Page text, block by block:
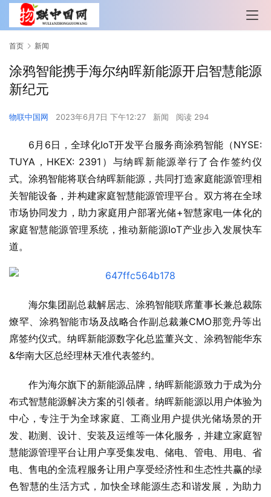
首页 新闻
涂鸦智能携手海尔纳晖新能源开启智慧能源
新纪元
物联中国网 2023年6月7日 下午12:27 新闻 阅读 294
6月6日，全球化IoT开发平台服务商涂鸦智能（NYSE:
TUYA，HKEX: 2391）与纳晖新能源举行了合作签约仪
式。涂鸦智能将联合纳晖新能源，共同打造家庭能源管理相
关智能设备，并构建家庭智慧能源管理平台。双方将在全球
市场协同发力，助力家庭用户部署光储+智慧家电一体化的
家庭智慧能源管理系统，推动新能源IoT产业步入发展快车
道。
海尔集团副总裁解居志、涂鸦智能联席董事长兼总裁陈
燎罕、涂鸦智能市场及战略合作副总裁兼CMO那竞丹等出
席签约仪式。纳晖新能源数字化总监董兴文、涂鸦智能华东
&华南大区总经理林天准代表签约。
作为海尔旗下的新能源品牌，纳晖新能源致力于成为分
布式智慧能源解决方案的引领者。纳晖新能源以用户体验为
中心，专注于为全球家庭、工商业用户提供光储场景的开
发、勘测、设计、安装及运维等一体化服务，并建立家庭智
慧能源管理平台让用户享受集发电、储电、管电、用电、省
电、售电的全流程服务让用户享受经济性和生态性共赢的绿
色智慧的生活方式，加快全球能源生态和谐发展，为助力